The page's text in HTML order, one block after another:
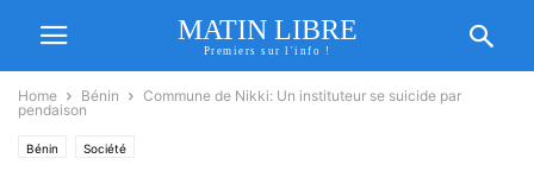
MATIN LIBRE
Premiers sur l'info !
Home Bénin
Commune de Nikki: Un instituteur se suicide par
pendaison
Bénin Société